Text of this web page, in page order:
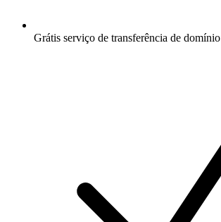
Grátis serviço de transferência de domínio